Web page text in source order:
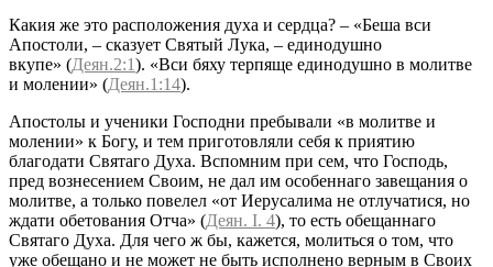
Какия же это расположения духа и сердца? – «Беша вси
Апоcтoли, – сказует Святый Лука, – единодушно
вкупе» (Деян.2:1). «Вси бяху терпяще единодушно в молитве
и молении» (Деян.1:14).
Апостолы и ученики Господни пребывали «в молитве и
молении» к Богу, и тем приготовляли себя к приятию
благодати Святаго Духа. Вспомним при сем, что Господь,
пред вознесением Своим, не дал им особеннаго завещания о
молитве, а только повелел «от Иерусалима не отлучатися, но
ждати обетования Отча» (Деян. I. 4), то есть обещаннаго
Святаго Духа. Для чего ж бы, кажется, молиться о том, что
уже обещано и не может не быть исполнено верным в Своих